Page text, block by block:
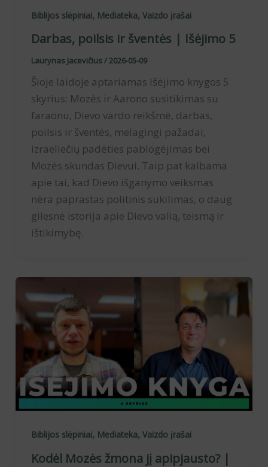
Biblijos slėpiniai, Mediateka, Vaizdo įrašai
Darbas, poilsis ir šventės | Išėjimo 5
Laurynas Jacevičius /2026-05-09
Šioje laidoje aptariamas Išėjimo knygos 5
skyrius: Mozės ir Aarono susitikimas su
faraonu, Dievo vardo reikšmė, darbas,
poilsis ir šventės, melagingi pažadai,
izraeliečių padėties pablogėjimas bei
Mozės skundas Dievui. Taip pat kalbama
apie tai, kad Dievo išganymo veiksmas
nėra paprastas politinis sukilimas, o daug
gilesnė istorija apie Dievo valią, teismą ir
ištikimybę.
Biblijos slėpiniai, Mediateka, Vaizdo įrašai
Kodėl Mozės žmona jį apipjausto? |